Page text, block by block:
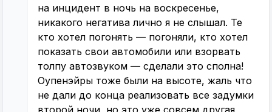
на инцидент в ночь на воскресенье,
никакого негатива лично я не слышал. Те
кто хотел погонять — погоняли, кто хотел
показать свои автомобили или взорвать
толпу автозвуком — сделали это сполна!
Оупенэйры тоже были на высоте, жаль что
не дали до конца реализовать все задумки
второй ночи, но это уже совсем другая